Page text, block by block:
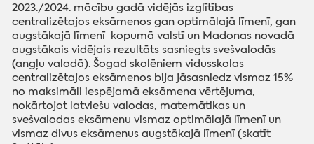
2023./2024. mācību gadā vidējās izglītības
centralizētajos eksāmenos gan optimālajā līmenī, gan
augstākajā līmenī kopumā valstī un Madonas novadā
augstākais vidējais rezultāts sasniegts svešvalodās
(angļu valodā). Šogad skolēniem vidusskolas
centralizētajos eksāmenos bija jāsasniedz vismaz 15%
no maksimāli iespējamā eksāmena vērtējuma,
nokārtojot latviešu valodas, matemātikas un
svešvalodas eksāmenu vismaz optimālajā līmenī un
vismaz divus eksāmenus augstākajā līmenī (skatīt